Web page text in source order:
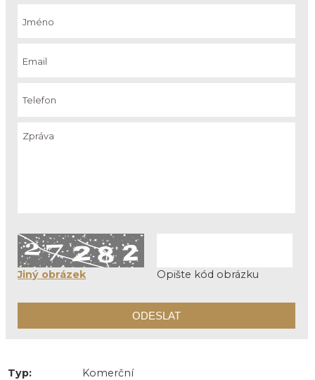
Jiný obrázek Opište kód obrázku
Typ:
Komerční